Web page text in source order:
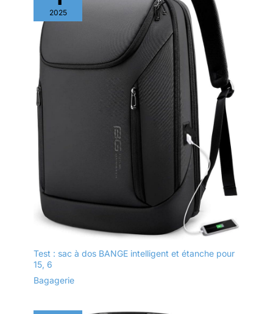
2025
Test : sac à dos BANGE intelligent et étanche pour
15, 6
Bagagerie